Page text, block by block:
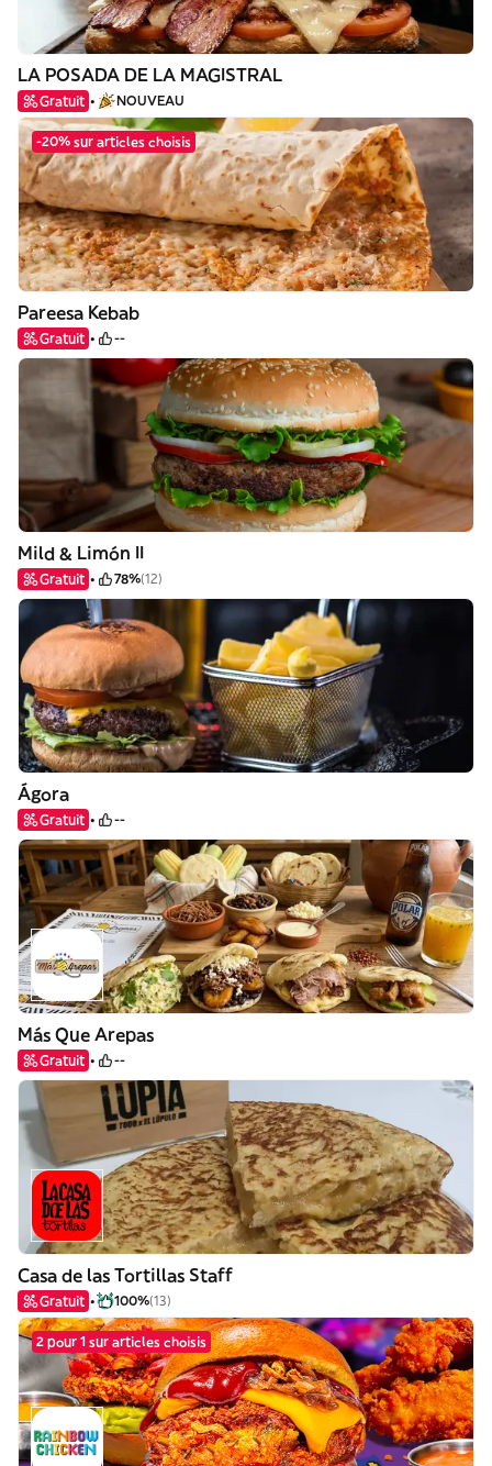
LA POSADA DE LA MAGISTRAL
Gratuit NOUVEAU
-20% sur articles choisis
Pareesa Kebab
Gratuit --
Mild & Limón II
Gratuit 78%(12)
Ágora
Gratuit --
Más Que Arepas
Gratuit --
Casa de las Tortillas Staff
Gratuit 100%(13)
2 pour 1 sur articles choisis